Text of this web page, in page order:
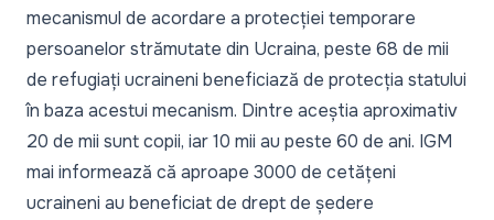
mecanismul de acordare a protecției temporare
persoanelor strămutate din Ucraina, peste 68 de mii
de refugiați ucraineni beneficiază de protecția statului
în baza acestui mecanism. Dintre aceștia aproximativ
20 de mii sunt copii, iar 10 mii au peste 60 de ani. IGM
mai informează că aproape 3000 de cetățeni
ucraineni au beneficiat de drept de ședere